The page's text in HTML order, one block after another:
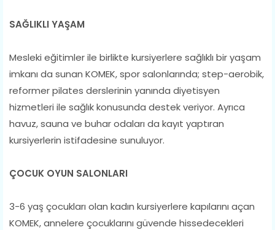
SAĞLIKLI YAŞAM
Mesleki eğitimler ile birlikte kursiyerlere sağlıklı bir yaşam
imkanı da sunan KOMEK, spor salonlarında; step-aerobik,
reformer pilates derslerinin yanında diyetisyen
hizmetleri ile sağlık konusunda destek veriyor. Ayrıca
havuz, sauna ve buhar odaları da kayıt yaptıran
kursiyerlerin istifadesine sunuluyor.
ÇOCUK OYUN SALONLARI
3-6 yaş çocukları olan kadın kursiyerlere kapılarını açan
KOMEK, annelere çocuklarını güvende hissedecekleri